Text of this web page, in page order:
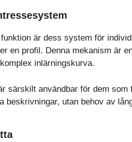
är dess system för
en profil. Denna mekanism är
inlärningskurva.
särskilt användbar för dem
beskrivningar, utan behov av